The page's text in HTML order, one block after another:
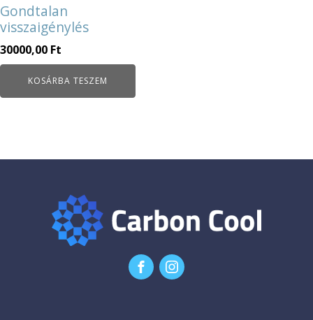
Gondtalan
visszaigénylés
30000,00 Ft
KOSÁRBA TESZEM